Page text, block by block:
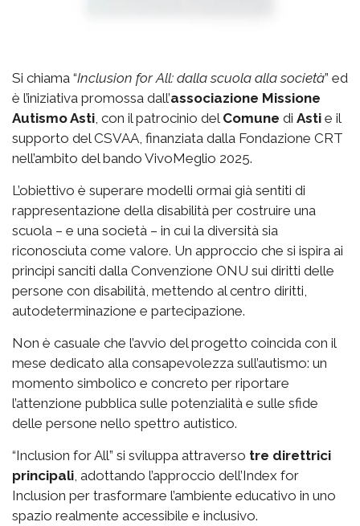
Si chiama “Inclusion for All: dalla scuola alla società” ed
è l’iniziativa promossa dall’associazione Missione
Autismo Asti, con il patrocinio del Comune di Asti e il
supporto del CSVAA, finanziata dalla Fondazione CRT
nell’ambito del bando VivoMeglio 2025.
L’obiettivo è superare modelli ormai già sentiti di
rappresentazione della disabilità per costruire una
scuola – e una società – in cui la diversità sia
riconosciuta come valore. Un approccio che si ispira ai
principi sanciti dalla Convenzione ONU sui diritti delle
persone con disabilità, mettendo al centro diritti,
autodeterminazione e partecipazione.
Non è casuale che l’avvio del progetto coincida con il
mese dedicato alla consapevolezza sull’autismo: un
momento simbolico e concreto per riportare
l’attenzione pubblica sulle potenzialità e sulle sfide
delle persone nello spettro autistico.
“Inclusion for All” si sviluppa attraverso tre direttrici
principali, adottando l’approccio dell’Index for
Inclusion per trasformare l’ambiente educativo in uno
spazio realmente accessibile e inclusivo.